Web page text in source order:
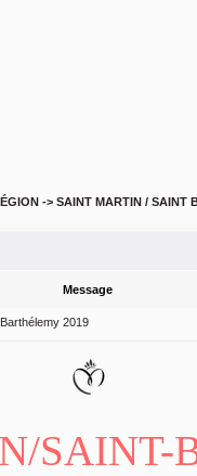
-> SAINT MARTIN / SAINT
Message
2019
SAINT-